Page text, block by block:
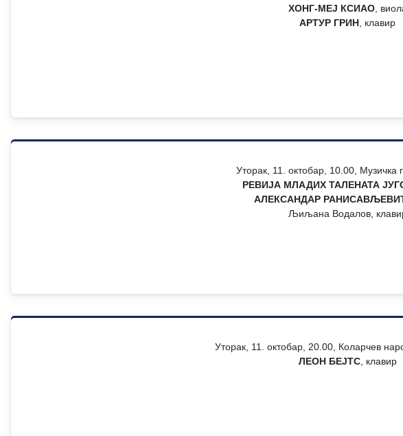
ХОНГ-МЕЈ КСИАО,
АРТУР ГРИН , клавир
Уторак, 11. октобар, 10.00, Музичка
РЕВИЈА МЛАДИХ ТАЛЕНАТА
АЛЕКСАНДАР
Љиљана Водалов,
Уторак, 11. октобар, 20.00, Коларчев
ЛЕОН БЕЈТС, клавир